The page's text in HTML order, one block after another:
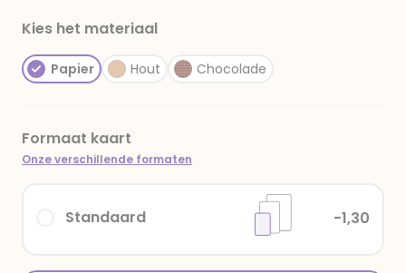
Kies het materiaal
Papier Hout Chocolade
Formaat kaart
Onze verschillende formaten
Standaard -1,30